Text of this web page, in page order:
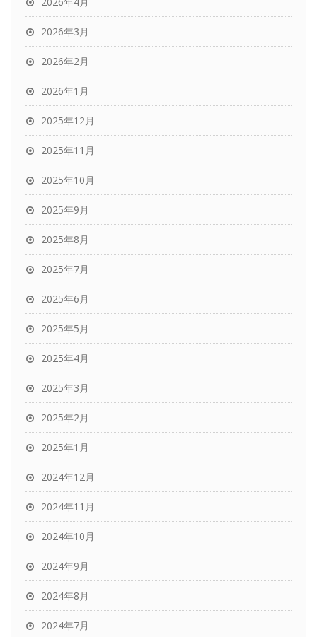
2026年3月
2026年2月
2026年1月
2025年12月
2025年11月
2025年10月
2025年9月
2025年8月
2025年7月
2025年6月
2025年5月
2025年4月
2025年3月
2025年2月
2025年1月
2024年12月
2024年11月
2024年10月
2024年9月
2024年8月
2024年7月